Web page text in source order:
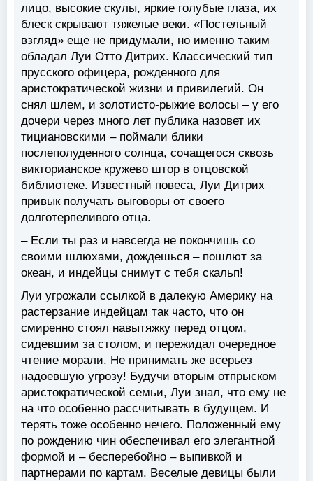
лицо, высокие скулы, яркие голубые глаза, их
блеск скрывают тяжелые веки. «Постельный
взгляд» еще не придумали, но именно таким
обладал Луи Отто Дитрих. Классический тип
прусского офицера, рожденного для
аристократической жизни и привилегий. Он
снял шлем, и золотисто-рыжие волосы – у его
дочери через много лет публика назовет их
тициановскими – поймали блики
послеполуденного солнца, сочащегося сквозь
викторианское кружево штор в отцовской
библиотеке. Известный повеса, Луи Дитрих
привык получать выговоры от своего
долготерпеливого отца.
– Если ты раз и навсегда не покончишь со
своими шлюхами, дождешься – пошлют за
океан, и индейцы снимут с тебя скальп!
Луи угрожали ссылкой в далекую Америку на
растерзание индейцам так часто, что он
смиренно стоял навытяжку перед отцом,
сидевшим за столом, и пережидал очередное
чтение морали. Не принимать же всерьез
надоевшую угрозу! Будучи вторым отпрыском
аристократической семьи, Луи знал, что ему не
на что особенно рассчитывать в будущем. И
терять тоже особенно нечего. Положенный ему
по рождению чин обеспечивал его элегантной
формой и – бесперебойно – выпивкой и
партнерами по картам. Веселые девицы были